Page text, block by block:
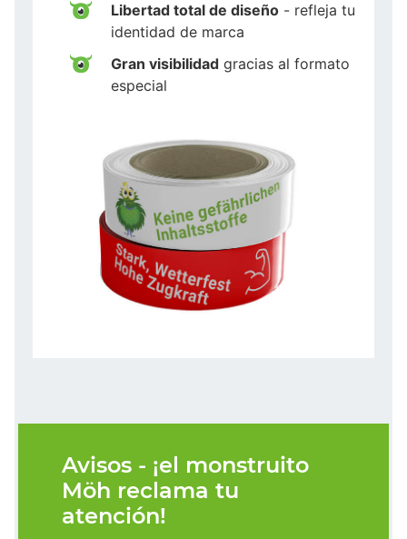
Libertad total de diseño - refleja tu
identidad de marca
Gran visibilidad gracias al formato
especial
Avisos - ¡el monstruito
Möh reclama tu
atención!